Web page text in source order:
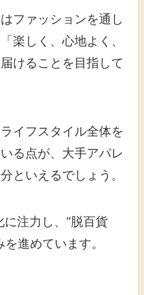
ファッションを通し
楽しく、心地よく、
けることを目指して
イフスタイル全体を
る点が、大手アパレ
といえるでしょう。
注力し、“脱百貨
進めています。